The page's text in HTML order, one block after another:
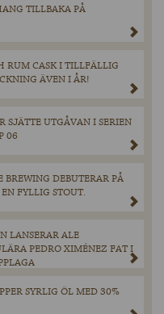
TILLBAKA PÅ
RUM CASK I TILLFÄLLIG
ÄVEN I ÅR!
SJÄTTE UTGÅVAN I SERIEN
06
DEBUTERAR PÅ
FYLLIG STOUT.
LANSERAR ALE
PEDRO XIMÉNEZ FAT I
SYRLIG ÖL MED 30%